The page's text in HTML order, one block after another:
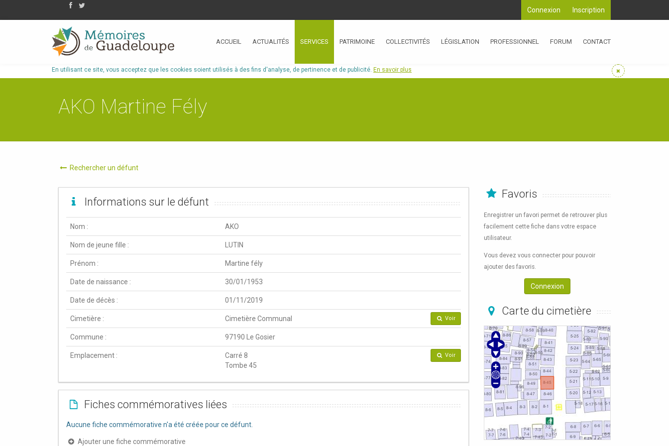
Inscription
Connexion
ACCUEIL ACTUALITÉS SERVICES PATRIMOINE COLLECTIVITÉS LÉGISLATION PROFESSIONNEL FORUM CONTACT
En utilisant ce site, vous acceptez que les cookies soient utilisés à des fins d'analyse, de pertinence et de publicité. En savoir plus
AKO Martine Fély
Rechercher un défunt
Informations sur le défunt
Nom : AKO
Nom de jeune fille : LUTIN
Prénom : Martine fély
Date de naissance : 30/01/1953
Date de décès : 01/11/2019
Cimetière : Cimetière Communal Voir
Commune : 97190 Le Gosier
Emplacement :
Carré 8
Tombe 45
Voir
Fiches commémoratives liées
Aucune fiche commémorative n'a été créée pour ce défunt.
Ajouter une fiche commémorative
Favoris
Enregistrer un favori permet de retrouver plus
facilement cette fiche dans votre espace
utilisateur.
Vous devez vous connecter pour pouvoir
ajouter des favoris.
Connexion
Carte du cimetière